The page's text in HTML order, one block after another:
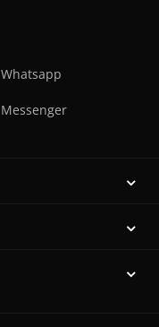
Whatsapp
Messenger